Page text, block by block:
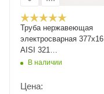
Труба нержавеющая
электросварная 377х16
AISI 321
12Х18Н10Т/08Х18Н10Т
В наличии
Цена: